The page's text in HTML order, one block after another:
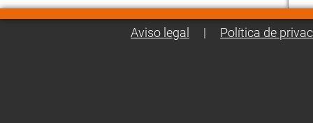
Aviso legal | Política de